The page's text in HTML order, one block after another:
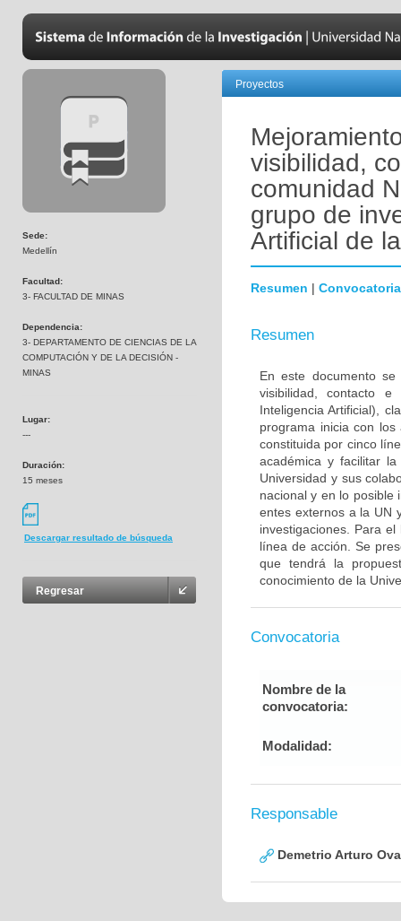
Sede:
Medellín
Facultad:
3- FACULTAD DE MINAS
Dependencia:
3- DEPARTAMENTO DE CIENCIAS DE LA
COMPUTACIÓN Y DE LA DECISIÓN -
MINAS
Lugar:
---
Duración:
15 meses
Descargar resultado de búsqueda
Regresar
Proyectos
visibilidad,
comunidad
grupo de
Artificial de
Resumen | Convocatoria
Resumen
En este documento
visibilidad, contacto
Inteligencia Artificial),
programa inicia con
constituida por cinco
académica y facilitar
Universidad y sus
nacional y en lo posible
entes externos a la UN
investigaciones. Para
línea de acción. Se
que tendrá la
conocimiento de la
Convocatoria
Nombre de la
convocatoria:
Modalidad:
Responsable
Demetrio Arturo